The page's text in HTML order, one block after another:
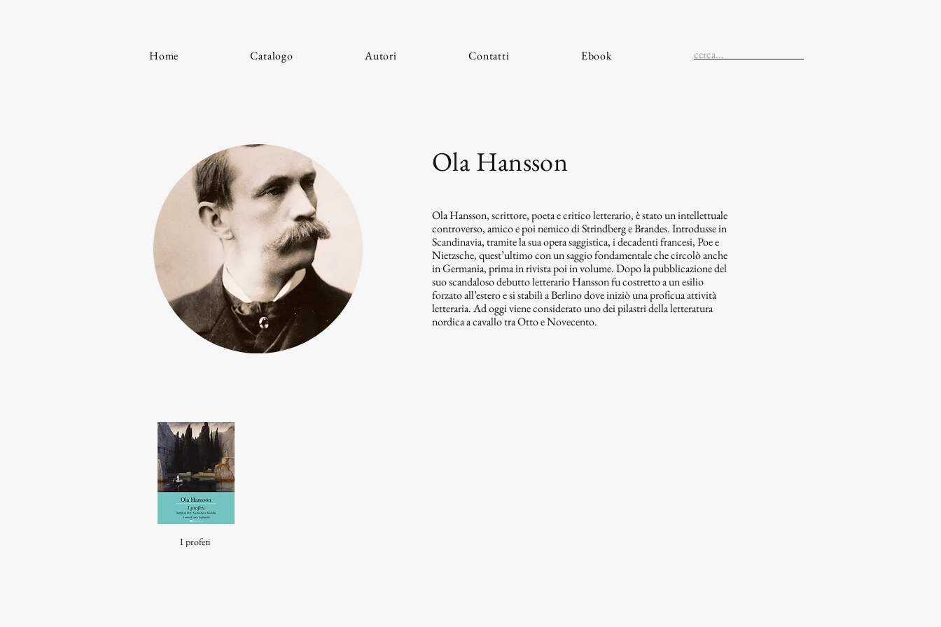
Home Catalogo Autori Contatti Ebook
Ola Hansson
Ola Hansson, scrittore, poeta e critico letterario, è stato un intellettuale
controverso, amico e poi nemico di Strindberg e Brandes. Introdusse in
Scandinavia, tramite la sua opera saggistica, i decadenti francesi, Poe e
Nietzsche, quest’ultimo con un saggio fondamentale che circolò anche
in Germania, prima in rivista poi in volume. Dopo la pubblicazione del
suo scandaloso debutto letterario Hansson fu costretto a un esilio
forzato all’estero e si stabilì a Berlino dove iniziò una proficua attività
letteraria. Ad oggi viene considerato uno dei pilastri della letteratura
nordica a cavallo tra Otto e Novecento.
I profeti